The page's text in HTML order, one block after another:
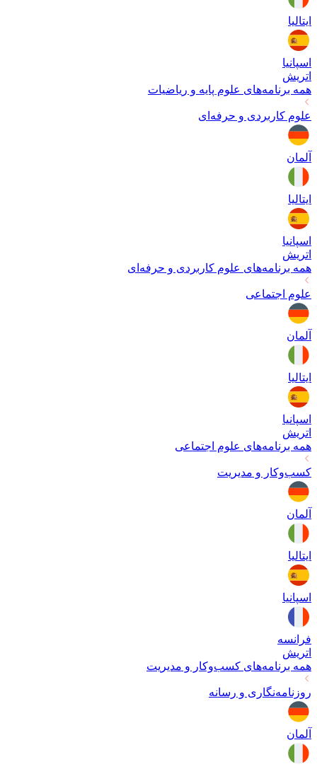
ایتالیا
اسپانیا
اتریش
همه برنامه‌های علوم پایه و ریاضیات
علوم کاربردی و حرفه‌ای
آلمان
ایتالیا
اسپانیا
اتریش
همه برنامه‌های علوم کاربردی و حرفه‌ای
علوم اجتماعی
آلمان
ایتالیا
اسپانیا
اتریش
همه برنامه‌های علوم اجتماعی
کسب‌وکار و مدیریت
آلمان
ایتالیا
اسپانیا
فرانسه
اتریش
همه برنامه‌های کسب‌وکار و مدیریت
روزنامه‌نگاری و رسانه
آلمان